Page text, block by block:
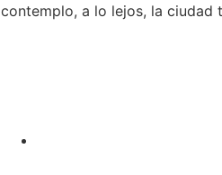
contemplo, a lo lejos, la ciudad